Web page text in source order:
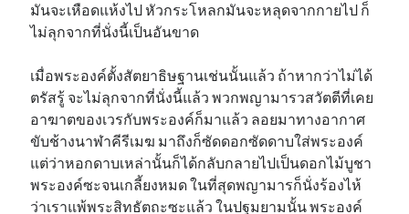
มันจะเหือดแห้งไป หัวกระโหลกมันจะหลุดจากกายไป ก็
ไม่ลุกจากที่นั่งนี้เป็นอันขาด
เมื่อพระองค์ตั้งสัตยาธิษฐานเช่นนั้นแล้ว ถ้าหากว่าไม่ได้
ตรัสรู้ จะไม่ลุกจากที่นั่งนี้แล้ว พวกพญามารวสวัตตีที่เคย
อาฆาตของเวรกับพระองค์ก็มาแล้ว ลอยมาทางอากาศ
ขับช้างนาฬาคีรีเมฆ มาถึงก็ซัดดอกซัดดาบใส่พระองค์
แต่ว่าหอกดาบเหล่านั้นก็ได้กลับกลายไปเป็นดอกไม้บูชา
พระองค์ซะจนเกลี้ยงหมด ในที่สุดพญามารก็นั่งร้องไห้
ว่าเราแพ้พระสิทธัตถะซะแล้ว ในปฐมยามนั้น พระองค์